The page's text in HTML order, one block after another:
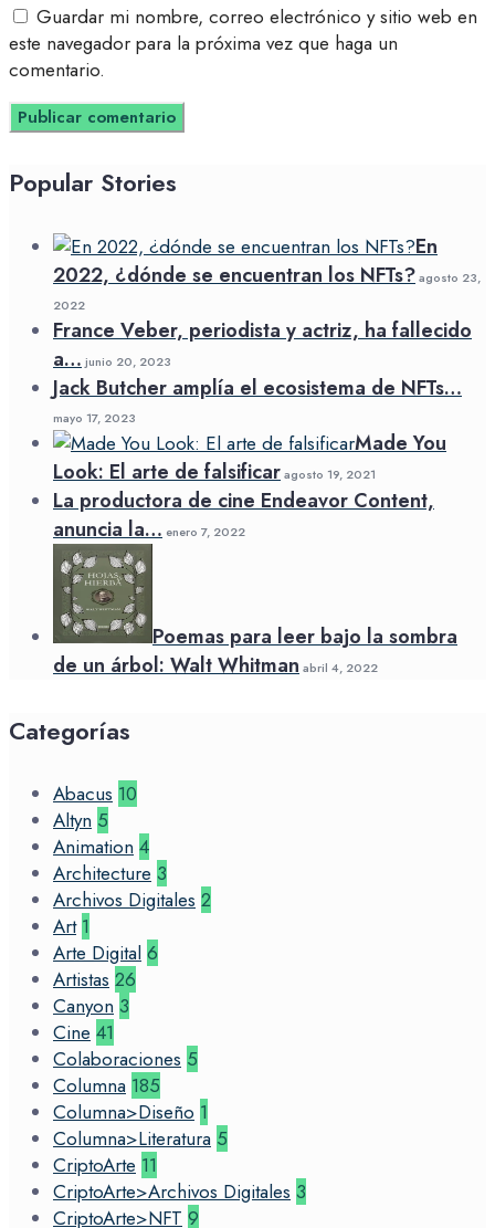
Guardar mi nombre, correo electrónico y sitio web en
este navegador para la próxima vez que haga un
comentario.
Popular Stories
En
2022, ¿dónde se encuentran los NFTs?agosto 23,
2022
France Veber, periodista y actriz, ha fallecido
a…junio 20, 2023
Jack Butcher amplía el ecosistema de NFTs…
mayo 17, 2023
Made You
Look: El arte de falsificaragosto 19, 2021
La productora de cine Endeavor Content,
anuncia la…enero 7, 2022
Poemas para leer bajo la sombra
de un árbol: Walt Whitmanabril 4, 2022
Categorías
Abacus 10
Altyn 5
Animation 4
Architecture 3
Archivos Digitales 2
Art 1
Arte Digital 6
Artistas 26
Canyon 3
Cine 41
Colaboraciones 5
Columna 185
Columna>Diseño 1
Columna>Literatura 5
CriptoArte 11
CriptoArte>Archivos Digitales 3
CriptoArte>NFT 9